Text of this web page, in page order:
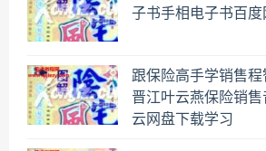
子书手相电子书百度
跟保险高手学销售
晋江叶云燕保险销
云网盘下载学习